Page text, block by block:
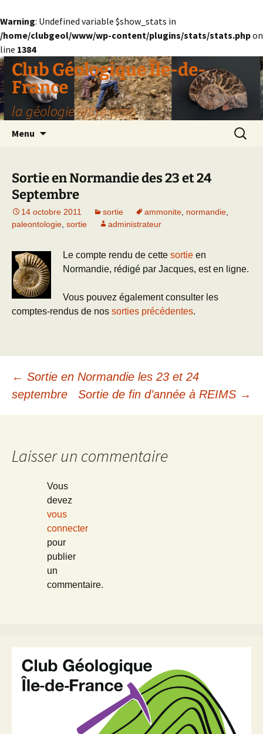
Warning: Undefined variable $show_stats in
/home/clubgeol/www/wp-content/plugins/stats/stats.phpon
line 1384
Aller
au
contenu
Club Géologique Île-de-
France
la géologie entre amis
Menu
Sortie en Normandie des 23 et 24
Septembre
14 octobre 2011 sortie ammonite normandie
paleontologie sortie administrateur
Le compte rendu de cette sortie en
Normandie, rédigé par Jacques, est en ligne.
Vous pouvez également consulter les
comptes-rendus de nos sorties précédentes.
Navigation
des
articles
← Sortie en Normandie les 23 et 24
septembre
Sortie de fin d’année à REIMS →
Laisser un commentaire
Vous
devez
vous
connecter
pour
publier
un
commentaire.